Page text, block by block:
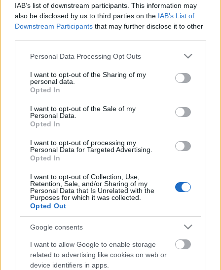
IAB’s list of downstream participants. This information may
also be disclosed by us to third parties on the IAB’s List of
Downstream Participants that may further disclose it to other
Please note that this website/app uses one or more Google
not limited to your visit or usage behaviour. You may click to
grant or deny consent to Google and its third-party tags to
use your data for below specified purposes in below Google
consent section.
Personal Data Processing Opt Outs
I want to opt-out of the Sharing of my
personal data.
Opted In
I want to opt-out of the Sale of my
Personal Data.
Opted In
I want to opt-out of processing my
Personal Data for Targeted Advertising.
Opted In
I want to opt-out of Collection, Use,
Retention, Sale, and/or Sharing of my
Personal Data that Is Unrelated with the
Purposes for which it was collected.
Opted Out
Google consents
I want to allow Google to enable storage
related to advertising like cookies on web or
device identifiers in apps.
New Life, 1982, őszi (A Broken Frame)
turné
2021. június 13.
"A Depeche Mode Top Of The Pops-beli fellépésének
híre befolyásolta Basildon hétköznapjait is. Robert
Marlow bevallotta, hogy legjobb barátai sikerével
kapcsolatban ambivalens érzései voltak: „Nagyon
nehéz pontosan megfogalmazni, mit éreztem.